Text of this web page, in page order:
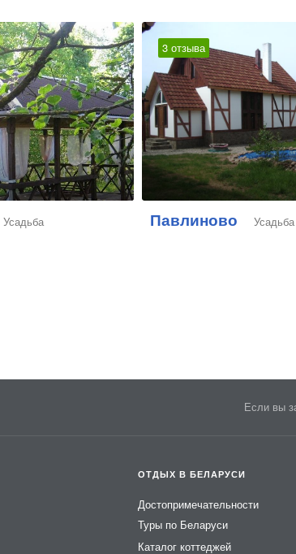
Усадьба
3 отзыва
Павлиново Усадьба
Если вы
ОТДЫХ В БЕЛАРУСИ
Достопримечательности
Туры по Беларуси
Каталог коттеджей